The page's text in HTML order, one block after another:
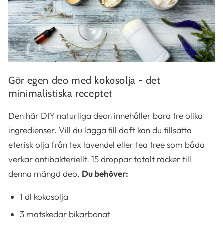
Gör egen deo med kokosolja - det
minimalistiska receptet
Den här DIY naturliga deon innehåller bara tre olika
ingredienser. Vill du lägga till doft kan du tillsätta
eterisk olja från tex lavendel eller tea tree som båda
verkar antibakteriellt. 15 droppar totalt räcker till
denna mängd deo. Du behöver:
1 dl kokosolja
3 matskedar bikarbonat